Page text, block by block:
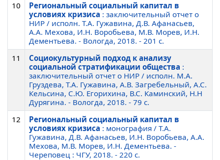
10
Региональный социальный капитал в
условиях кризиса : заключительный отчет о
НИР / исполн. Т.А. Гужавина, Д.В. Афанасьев,
А.А. Мехова, И.Н. Воробьева, М.В. Морев, И.Н.
Дементьева. - Вологда, 2018. - 201 c.
11
Социокультурный подход к анализу
социальной стратификации общества :
заключительный отчет о НИР / исполн. М.А.
Груздева, Т.А. Гужавина, А.В. Загребельный, А.С.
Кельсина, С.Ю. Егорихина, В.С. Каминский, Н.Н
Дурягина. - Вологда, 2018. - 79 c.
12
Региональный социальный капитал в
условиях кризиса : монография / Т.А.
Гужавина, Д.В. Афанасьев, И.Н. Воробьева, А.А.
Мехова, М.В. Морев, И.Н. Дементьева. -
Череповец : ЧГУ, 2018. - 220 c.